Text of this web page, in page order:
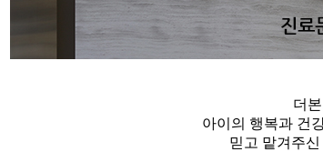
더
아이의 행복과 건
믿고 맡겨주